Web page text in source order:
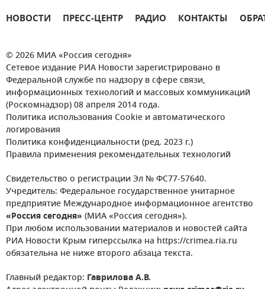
НОВОСТИ ПРЕСС-ЦЕНТР РАДИО КОНТАКТЫ
© 2026 МИА «Россия сегодня»
Сетевое издание РИА Новости зарегистрировано в
Федеральной службе по надзору в сфере связи,
информационных технологий и массовых коммуникаций
(Роскомнадзор) 08 апреля 2014 года.
Политика использования Cookie и автоматического
логирования
Политика конфиденциальности (ред. 2023 г.)
Правила применения рекомендательных технологий
Свидетельство о регистрации Эл № ФС77-57640.
Учредитель: Федеральное государственное унитарное
предприятие Международное информационное агентство
«Россия сегодня» (МИА «Россия сегодня»).
При любом использовании материалов и новостей сайта
РИА Новости Крым гиперссылка на https://crimea.ria.ru
обязательна не ниже второго абзаца текста.
Главный редактор: Гаврилова А.В.